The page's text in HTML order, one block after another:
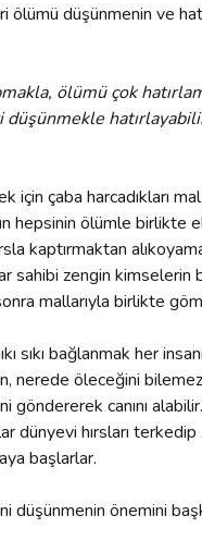
düşünmenin ve
ölümü çok
için çaba harcadıkları
hepsinin ölümle birlikte
kaptırmaktan
sahibi zengin kimselerin
mallarıyla birlikte
sıkı bağlanmak her
nerede öleceğini
göndererek canını
hırsları terkedip
başlarlar.
önemini